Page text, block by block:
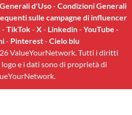
d'Uso- Condizioni Generali
sulle campagne di influencer
- TikTok- X- Linkedin- YouTube -
- Pinterest- Cielo blu
ValueYourNetwork. Tutti i diritti
e i dati sono di proprietà di